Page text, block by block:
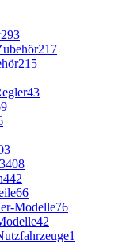
293
217
215
43
3408
442
66
Modelle76
42
1